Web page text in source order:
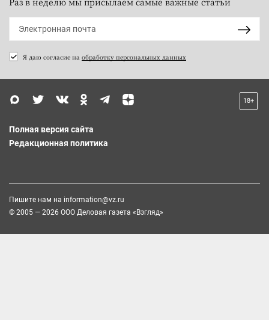
Я даю согласие на обработку персональных данных
18+
Полная версия сайта
Редакционная политика
Пишите нам на information@vz.ru
© 2005 — 2026 ООО Деловая газета «Взгляд»